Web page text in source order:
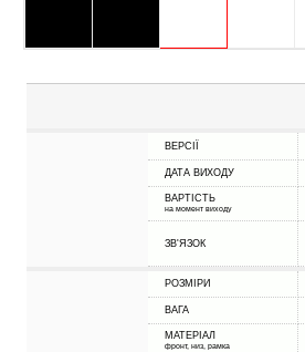
ВЕРСІЇ
ДАТА ВИХОДУ
ВАРТІСТЬ
на момент виходу
ЗВ'ЯЗОК
РОЗМІРИ
ВАГА
МАТЕРІАЛ
фронт, низ, рамка